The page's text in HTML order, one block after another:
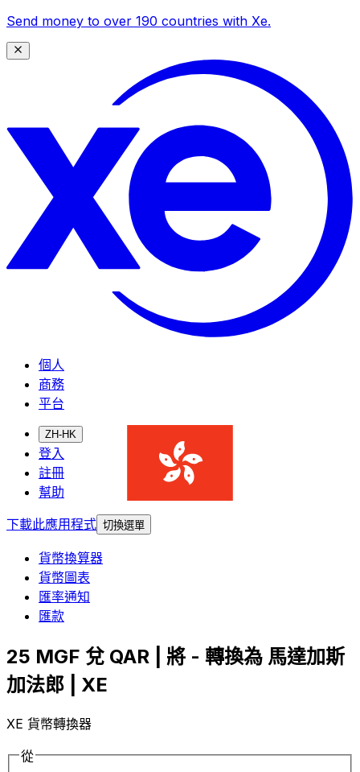
Send money to over 190 countries with Xe.
個人
商務
平台
ZH-HK
登入
註冊
幫助
下載此應用程式 切換選單
貨幣換算器
貨幣圖表
匯率通知
匯款
25 MGF 兌 QAR | 將 - 轉換為 馬達加斯
加法郎 | XE
XE 貨幣轉換器
從